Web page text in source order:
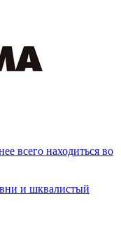
всего находиться во
и шквалистый